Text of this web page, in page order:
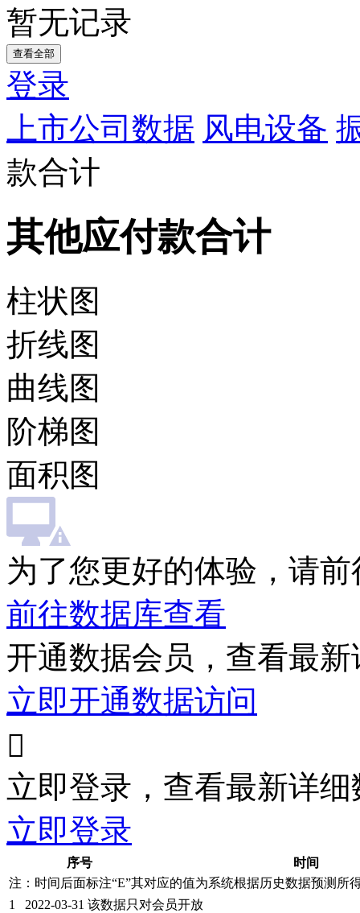
暂无记录
查看全部
登录
上市公司数据 风电设备
款合计
其他应付款合计
柱状图
折线图
曲线图
阶梯图
面积图
为了您更好的体验，请
前往数据库查看
开通数据会员，查看最
立即开通数据访问

立即登录，查看最新详细
立即登录
序号
时间
注：时间后面标注“E”其对应的值为系统根据历史数据预测所
1
2022-03-31 该数据只对会员开放